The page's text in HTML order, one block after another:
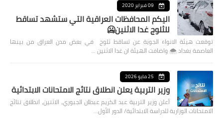
09 فبراير 2020
اليكم المحافظات العراقية التي ستشهد تساقط
للثلوج غدا الاثنين🥶
توقعت هيئة الانواء الجوية عن تساقط ثلوج في بعض مدن العراق من بينها
العاصمة بغداد ⁦🌨️⁩ واضافت الهيئة ان غدا الاثنين …
25 مايو 2026
وزير التربية يعلن انطلاق نتائج الامتحانات الابتدائية
أعلن وزير التربية عبد الكريم عبطان الجبوري، الاثنين، انطلاق نتائج
الامتحانات الوزارية للدراسة الابتدائية/ الدور الأول…